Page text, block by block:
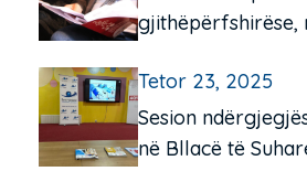
gjithëpërfshirëse,
Pejë e Istog
Tetor 23, 2025
Sesion
në Bllacë të